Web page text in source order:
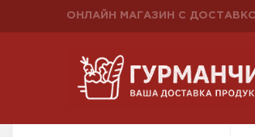
ОНЛАЙН МАГАЗИН С